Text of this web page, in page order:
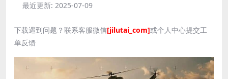
最近更新: 2025-07-09
下载遇到问题？联系客服微信[jilutai_com]或个人中心提交工
单反馈